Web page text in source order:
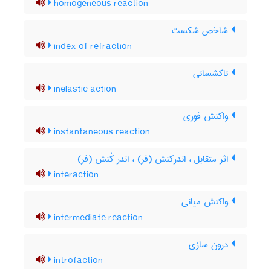
homogeneous reaction
شاخص شکست
index of refraction
ناکشسانی
inelastic action
واکنش فوری
instantaneous reaction
اثر متقابل ، اندرکنش (فر) ، اندر کُنش (فر)
interaction
واکنش میانی
intermediate reaction
درون سازی
introfaction